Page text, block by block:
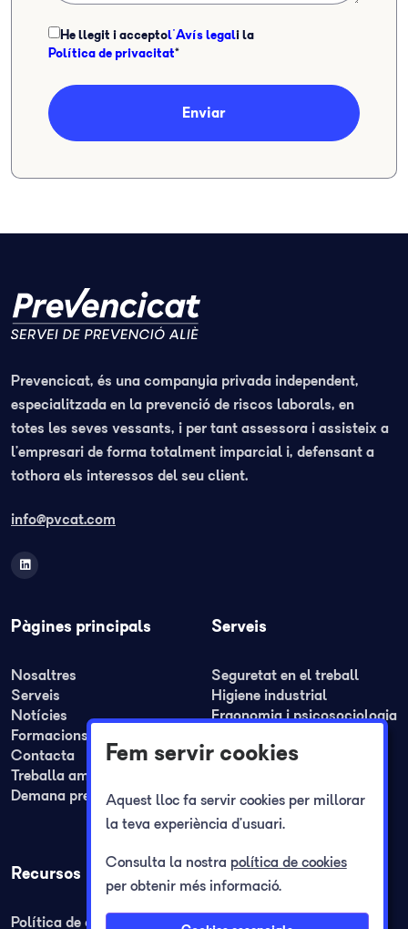
He llegit i acceptol'Avís legali la
Política de privacitat*
Enviar
Prevencicat, és una companyia privada independent,
especialitzada en la prevenció de riscos laborals, en
totes les seves vessants, i per tant assessora i assisteix a
l’empresari de forma totalment imparcial i, defensant a
tothora els interessos del seu client.
info@pvcat.com
Pàgines principals
Nosaltres
Serveis
Notícies
Formacions
Contacta
Treballa amb nosaltres
Demana pressupost
Serveis
Seguretat en el treball
Higiene industrial
Ergonomia i psicosociologia
Formació
Plans d'autoprotecció
Registre jornada laboral
Recursos
Política de cookies
Fem servir cookies
Aquest lloc fa servir cookies per millorar
la teva experiència d’usuari.
Consulta la nostra política de cookies
per obtenir més informació.